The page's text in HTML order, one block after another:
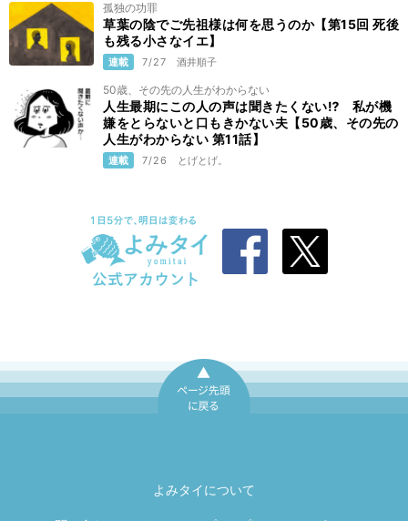
孤独の功罪
草葉の陰でご先祖様は何を思うのか【第15回 死後
も残る小さなイエ】
連載 7/27 酒井順子
50歳、その先の人生がわからない
人生最期にこの人の声は聞きたくない⁉ 私が機
嫌をとらないと口もきかない夫【50歳、その先の
人生がわからない 第11話】
連載 7/26 とげとげ。
よみタイについて